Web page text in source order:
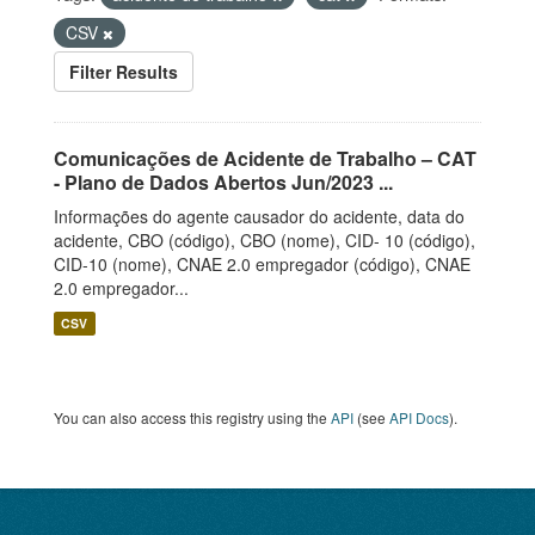
CSV
Filter Results
Comunicações de Acidente de Trabalho – CAT
- Plano de Dados Abertos Jun/2023 ...
Informações do agente causador do acidente, data do
acidente, CBO (código), CBO (nome), CID- 10 (código),
CID-10 (nome), CNAE 2.0 empregador (código), CNAE
2.0 empregador...
CSV
You can also access this registry using the API (see API Docs).